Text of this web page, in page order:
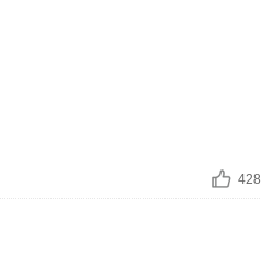
428